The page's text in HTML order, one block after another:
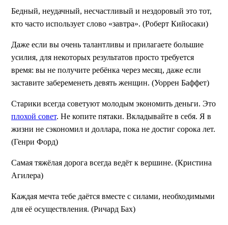
Бедный, неудачный, несчастливый и нездоровый это тот,
кто часто использует слово «завтра». (Роберт Кийосаки)
Даже если вы очень талантливы и прилагаете большие
усилия, для некоторых результатов просто требуется
время: вы не получите ребёнка через месяц, даже если
заставите забеременеть девять женщин. (Уоррен Баффет)
Старики всегда советуют молодым экономить деньги. Это
плохой совет. Не копите пятаки. Вкладывайте в себя. Я в
жизни не сэкономил и доллара, пока не достиг сорока лет.
(Генри Форд)
Самая тяжёлая дорога всегда ведёт к вершине. (Кристина
Агилера)
Каждая мечта тебе даётся вместе с силами, необходимыми
для её осуществления. (Ричард Бах)